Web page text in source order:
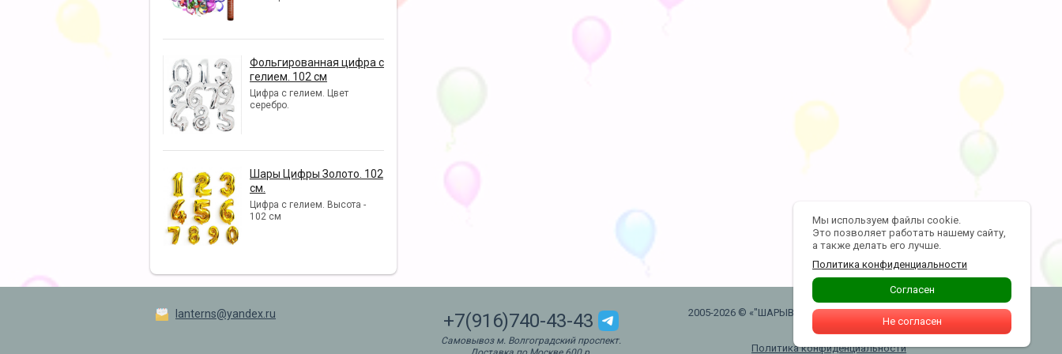
Фольгированная цифра с
гелием. 102 см
Цифра с гелием. Цвет
серебро.
Шары Цифры Золото. 102
см.
Цифра с гелием. Высота -
102 см
lanterns@yandex.ru
2005-2026 © «"ШАРЫВАУ" воздушные шары .
Москва. Таганская»
Политика конфиденциальности
+7(916)740-43-43
Самовывоз м. Волгоградский проспект.
Мы используем файлы cookie.
Это позволяет работать нашему сайту,
а также делать его лучше.
Политика конфиденциальности
Согласен
Не согласен